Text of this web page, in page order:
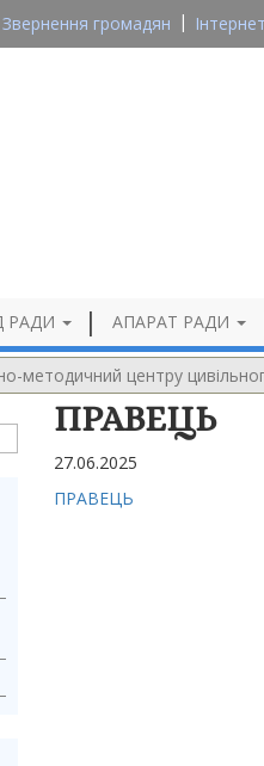
Звернення громадян
РАДИ АПАРАТ РАДИ
методичний центру
ПРАВЕЦЬ
27.06.2025
ПРАВЕЦЬ